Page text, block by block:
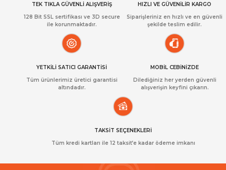
TEK TIKLA GÜVENLİ ALIŞVERİŞ
128 Bit SSL sertifikası ve 3D secure
ile korunmaktadır.
HIZLI VE GÜVENİLİR KARGO
Siparişleriniz en hızlı ve en güvenli
şekilde teslim edilir.
YETKİLİ SATICI GARANTİSİ
Tüm ürünlerimiz üretici garantisi
altındadır.
MOBİL CEBİNİZDE
Dilediğiniz her yerden güvenli
alışverişin keyfini çıkarın.
TAKSİT SEÇENEKLERİ
Tüm kredi kartları ile 12 taksit’e kadar ödeme imkanı